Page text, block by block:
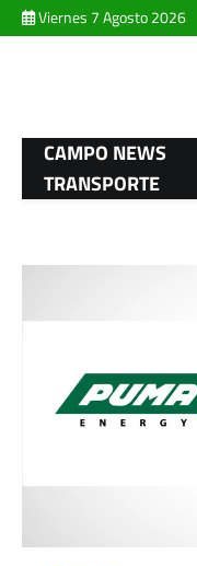
Skip
to
Viernes 7 Agosto 2026
CAMPO NEWS
TRANSPORTE